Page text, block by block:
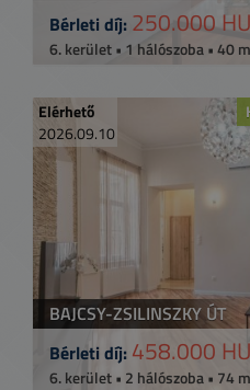
Bérleti díj: 250.000
6. kerület • 1 hálószoba • 40 m
Elérhető
2026.09.10
BAJCSY-ZSILINSZKY ÚT
Bérleti díj: 458.000
6. kerület • 2 hálószoba • 74 m